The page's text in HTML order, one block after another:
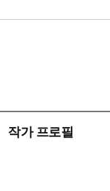
쳤다면 이 책은 당신
작가 프로필